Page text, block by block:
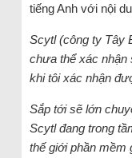
tiếng Anh với nội
Scytl (công ty Tây
chưa thể xác nhận
khi tôi xác nhận
Sắp tới sẽ lớn
Scytl đang trong
thế giới phần mềm